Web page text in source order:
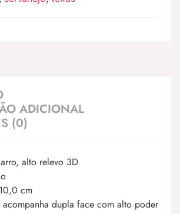
ADICIONAL
(0)
alto relevo 3D
cm
dupla face com alto poder